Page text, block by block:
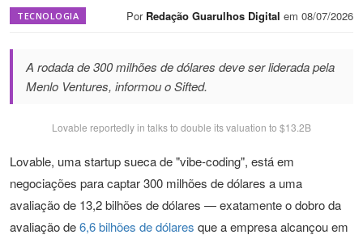
TECNOLOGIA Por Redação Guarulhos Digital em 08/07/2026
A rodada de 300 milhões de dólares deve ser liderada pela
Menlo Ventures, informou o Sifted.
Lovable reportedly in talks to double its valuation to $13.2B
Lovable, uma startup sueca de "vibe-coding", está em
negociações para captar 300 milhões de dólares a uma
avaliação de 13,2 bilhões de dólares — exatamente o dobro da
avaliação de6,6 bilhões de dólares que a empresa alcançou em